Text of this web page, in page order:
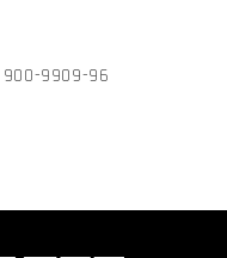
900-9909-96